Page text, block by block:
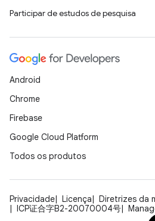
Participar de estudos de pesquisa
Android
Chrome
Firebase
Google Cloud Platform
Todos os produtos
Privacidade Licença
Diretrizes da
ICP证合字B2-20070004号